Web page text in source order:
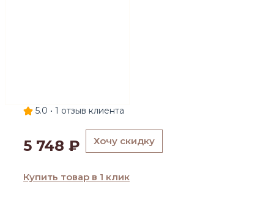
5.0 • 1 отзыв клиента
5 748 ₽ Хочу скидку
Купить товар в 1 клик